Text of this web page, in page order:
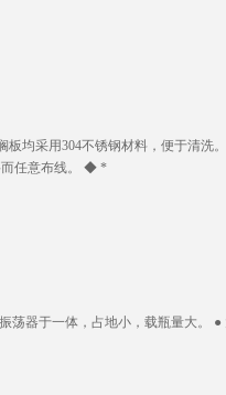
均采用304不锈钢材料，便于清洗
而任意布线。 ◆ *
荡器于一体，占地小，载瓶量大。 ●